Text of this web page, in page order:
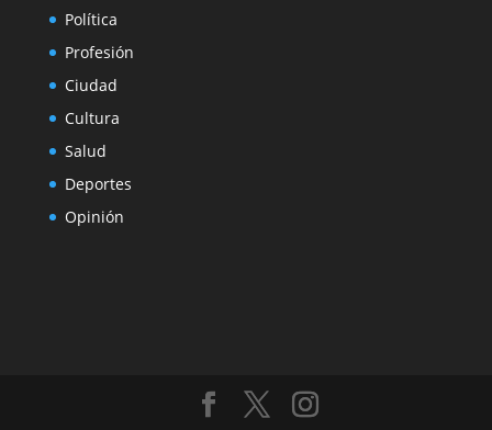
Política
Profesión
Ciudad
Cultura
Salud
Deportes
Opinión